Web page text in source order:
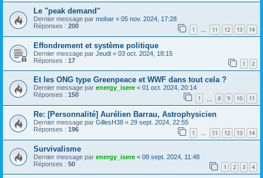
Le "peak demand"
Dernier message par mobar « 05 nov. 2024, 17:28
Réponses : 200 1 … 11 12 13 14
Effondrement et système politique
Dernier message par Jeudi « 03 oct. 2024, 18:15
Réponses : 17 1 2
Et les ONG type Greenpeace et WWF dans tout cela ?
Dernier message par energy_isere « 01 oct. 2024, 20:14
Réponses : 150 1 8 9 10 11
Re: [Personnalité] Aurélien Barrau, Astrophysicien
Dernier message par GillesH38 « 29 sept. 2024, 22:55
Réponses : 196 1 … 11 12 13 14
Survivalisme
Dernier message par energy_isere « 08 sept. 2024, 11:48
Réponses : 50 1 2 3 4